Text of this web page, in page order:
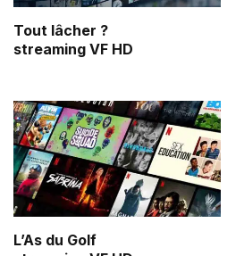
Tout lâcher ?
streaming VF HD
L’As du Golf